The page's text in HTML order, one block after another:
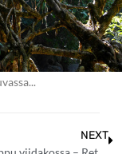
NEXT